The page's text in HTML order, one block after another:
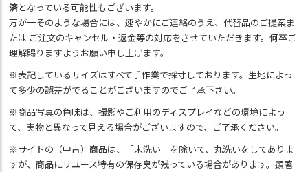
済となっている可能性もございます。
万が一そのような場合には、速やかにご連絡のうえ、代替品のご提案ま
たは ご注文のキャンセル・返金等の対応をさせていただきます。何卒ご
理解賜りますようお願い申し上げます。
※表記しているサイズはすべて手作業で採寸しております。生地によっ
て多少の誤差がでることがございますのでご了承下さい。
※商品写真の色味は、撮影やご利用のディスプレイなどの環境によっ
て、実物と異なって見える場合がございますので、ご了承ください。
※サイトの（中古）商品は、「未洗い」を除いて、丸洗いをしてありま
すが、商品にリユース特有の保存臭が残っている場合があります。顕著